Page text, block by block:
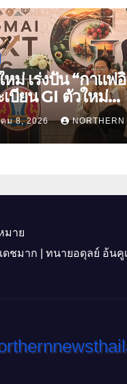
หม่ เร่งปั้น “กาแ
บียน GI ตัวใหม่
GI
ธผู้ประกอบการ
ตลักษณ์สู่ตลาดพ
คม 8, 2026 NORTHERN
มาย
ดชมาก | ทนายอดุลย์ อ้นคู